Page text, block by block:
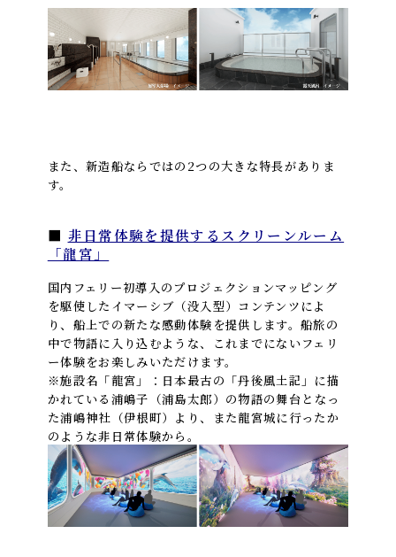
また、新造船ならではの2つの大きな特長がありま
す。
■ 非日常体験を提供するスクリーンルーム
「龍宮」
国内フェリー初導入のプロジェクションマッピング
を駆使したイマーシブ（没入型）コンテンツによ
り、船上での新たな感動体験を提供します。船旅の
中で物語に入り込むような、これまでにないフェリ
ー体験をお楽しみいただけます。
※施設名「龍宮」：日本最古の「丹後風土記」に描
かれている浦嶋子（浦島太郎）の物語の舞台と なっ
た浦嶋神社（伊根町）より、また龍宮城に行ったか
のような非日常体験から。